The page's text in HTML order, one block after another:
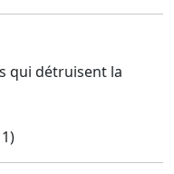
qui détruisent la